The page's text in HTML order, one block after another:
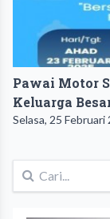
Pawai Motor
Keluarga
Selasa, 25 Februari